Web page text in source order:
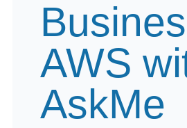
AWS
AskMe